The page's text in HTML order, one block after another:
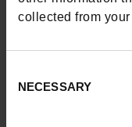
collected from
Selection
NECESSARY